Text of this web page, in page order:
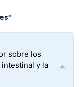
*
sobre los
y la